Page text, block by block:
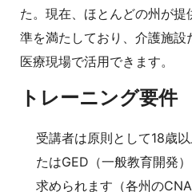
た。現在、ほとんどの州が
準を満たしており、介護施設
医療現場で活用できます。
トレーニング要件
受講者は原則として18歳
たはGED（一般教育開発
求められます（各州の